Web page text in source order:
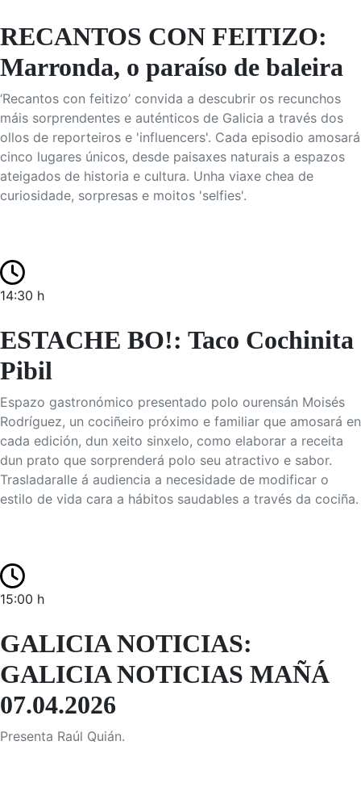
RECANTOS CON FEITIZO:
Marronda, o paraíso de baleira
‘Recantos con feitizo’ convida a descubrir os recunchos
máis sorprendentes e auténticos de Galicia a través dos
ollos de reporteiros e 'influencers'. Cada episodio amosará
cinco lugares únicos, desde paisaxes naturais a espazos
ateigados de historia e cultura. Unha viaxe chea de
curiosidade, sorpresas e moitos 'selfies'.
14:30 h
ESTACHE BO!: Taco Cochinita
Pibil
Espazo gastronómico presentado polo ourensán Moisés
Rodríguez, un cociñeiro próximo e familiar que amosará en
cada edición, dun xeito sinxelo, como elaborar a receita
dun prato que sorprenderá polo seu atractivo e sabor.
Trasladaralle á audiencia a necesidade de modificar o
estilo de vida cara a hábitos saudables a través da cociña.
15:00 h
GALICIA NOTICIAS:
GALICIA NOTICIAS MAÑÁ
07.04.2026
Presenta Raúl Quián.